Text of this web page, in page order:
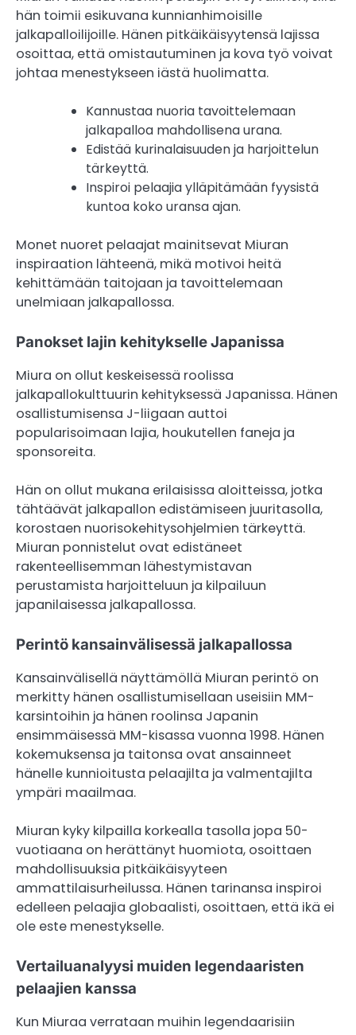
hän toimii esikuvana kunnianhimoisille
jalkapalloilijoille. Hänen pitkäikäisyytensä lajissa
osoittaa, että omistautuminen ja kova työ voivat
johtaa menestykseen iästä huolimatta.
Kannustaa nuoria tavoittelemaan
jalkapalloa mahdollisena urana.
Edistää kurinalaisuuden ja harjoittelun
tärkeyttä.
Inspiroi pelaajia ylläpitämään fyysistä
kuntoa koko uransa ajan.
Monet nuoret pelaajat mainitsevat Miuran
inspiraation lähteenä, mikä motivoi heitä
kehittämään taitojaan ja tavoittelemaan
unelmiaan jalkapallossa.
Panokset lajin kehitykselle Japanissa
Miura on ollut keskeisessä roolissa
jalkapallokulttuurin kehityksessä Japanissa. Hänen
osallistumisensa J-liigaan auttoi
popularisoimaan lajia, houkutellen faneja ja
sponsoreita.
Hän on ollut mukana erilaisissa aloitteissa, jotka
tähtäävät jalkapallon edistämiseen juuritasolla,
korostaen nuorisokehitysohjelmien tärkeyttä.
Miuran ponnistelut ovat edistäneet
rakenteellisemman lähestymistavan
perustamista harjoitteluun ja kilpailuun
japanilaisessa jalkapallossa.
Perintö kansainvälisessä jalkapallossa
Kansainvälisellä näyttämöllä Miuran perintö on
merkitty hänen osallistumisellaan useisiin MM-
karsintoihin ja hänen roolinsa Japanin
ensimmäisessä MM-kisassa vuonna 1998. Hänen
kokemuksensa ja taitonsa ovat ansainneet
hänelle kunnioitusta pelaajilta ja valmentajilta
ympäri maailmaa.
Miuran kyky kilpailla korkealla tasolla jopa 50-
vuotiaana on herättänyt huomiota, osoittaen
mahdollisuuksia pitkäikäisyyteen
ammattilaisurheilussa. Hänen tarinansa inspiroi
edelleen pelaajia globaalisti, osoittaen, että ikä ei
ole este menestykselle.
Vertailuanalyysi muiden legendaaristen
pelaajien kanssa
Kun Miuraa verrataan muihin legendaarisiin